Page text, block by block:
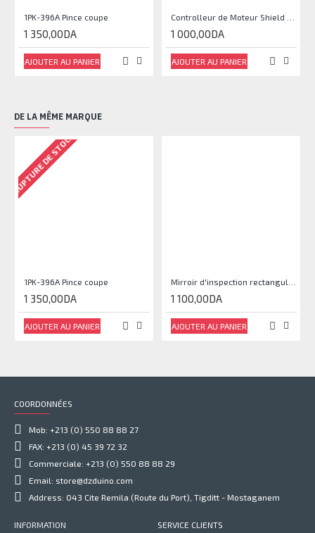
1PK-396A Pince coupe
1 350,00DA
AJOUTER AU PANIER
1 000,00DA
AJOUTER AU PANIER
DE LA MÊME MARQUE
RUPTURE DE STOCK
1PK-396A Pince coupe
1 350,00DA
AJOUTER AU PANIER
1 100,00DA
AJOUTER AU PANIER
COORDONNÉES
Mob: +213 (0) 550 88 88 27
FAX: +213 (0) 45 39 72 32
Commerciale: +213 (0) 550 88 88 29
Email: store@dzduino.com
Address: 043 Cite Remila (Route du Port), Tigditt - Mostaganem
INFORMATION SERVICE CLIENTS